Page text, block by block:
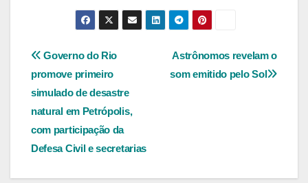
Navegação
de
Post
Astrônomos revelam o
som emitido pelo Sol
Governo do Rio
promove primeiro
simulado de desastre
natural em Petrópolis,
com participação da
Defesa Civil e secretarias